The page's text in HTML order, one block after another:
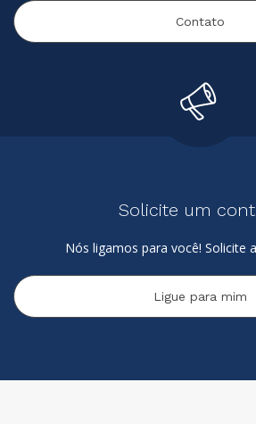
Contato
Solicite um
Nós ligamos para você! Solicite
Ligue para mim